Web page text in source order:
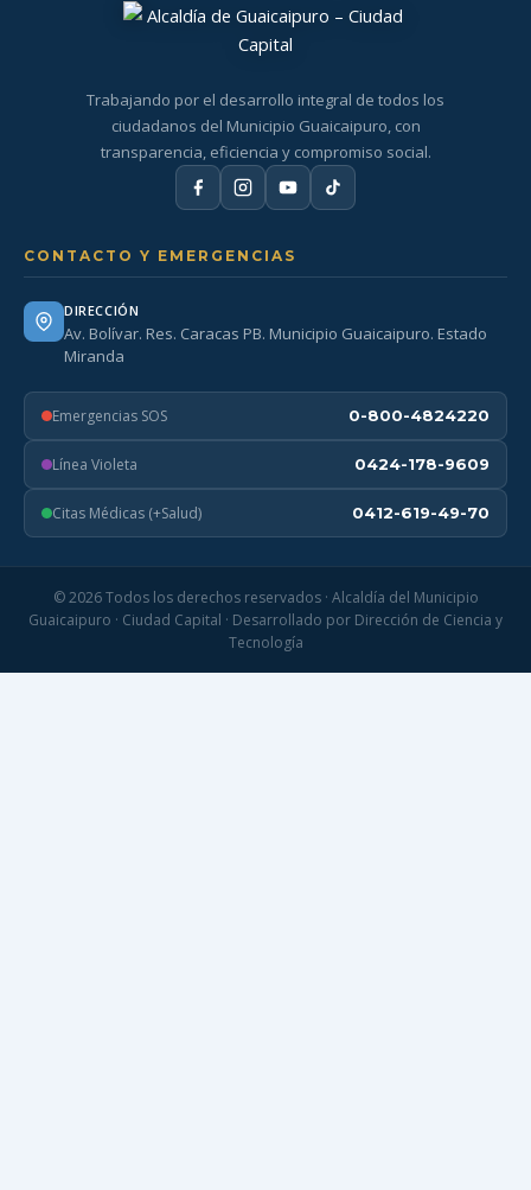
Trabajando por el desarrollo integral de todos los
ciudadanos del Municipio Guaicaipuro, con
transparencia, eficiencia y compromiso social.
CONTACTO Y EMERGENCIAS
DIRECCIÓN
Av. Bolívar. Res. Caracas PB. Municipio Guaicaipuro. Estado
Miranda
Emergencias SOS 0-800-4824220
Línea Violeta 0424-178-9609
Citas Médicas (+Salud) 0412-619-49-70
© 2026 Todos los derechos reservados · Alcaldía del Municipio
Guaicaipuro · Ciudad Capital · Desarrollado por Dirección de Ciencia y
Tecnología